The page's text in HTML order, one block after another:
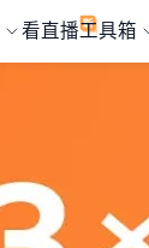
看直播工具箱